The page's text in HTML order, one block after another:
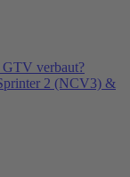
GTV verbaut?
2 (NCV3) &